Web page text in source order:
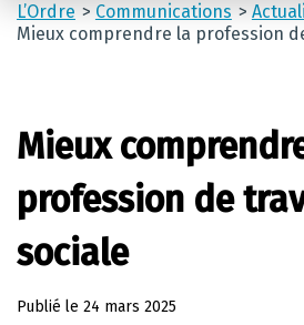
L’Ordre Communications
Mieux comprendre la profession
Mieux
profession de
sociale
Publié le 24 mars 2025